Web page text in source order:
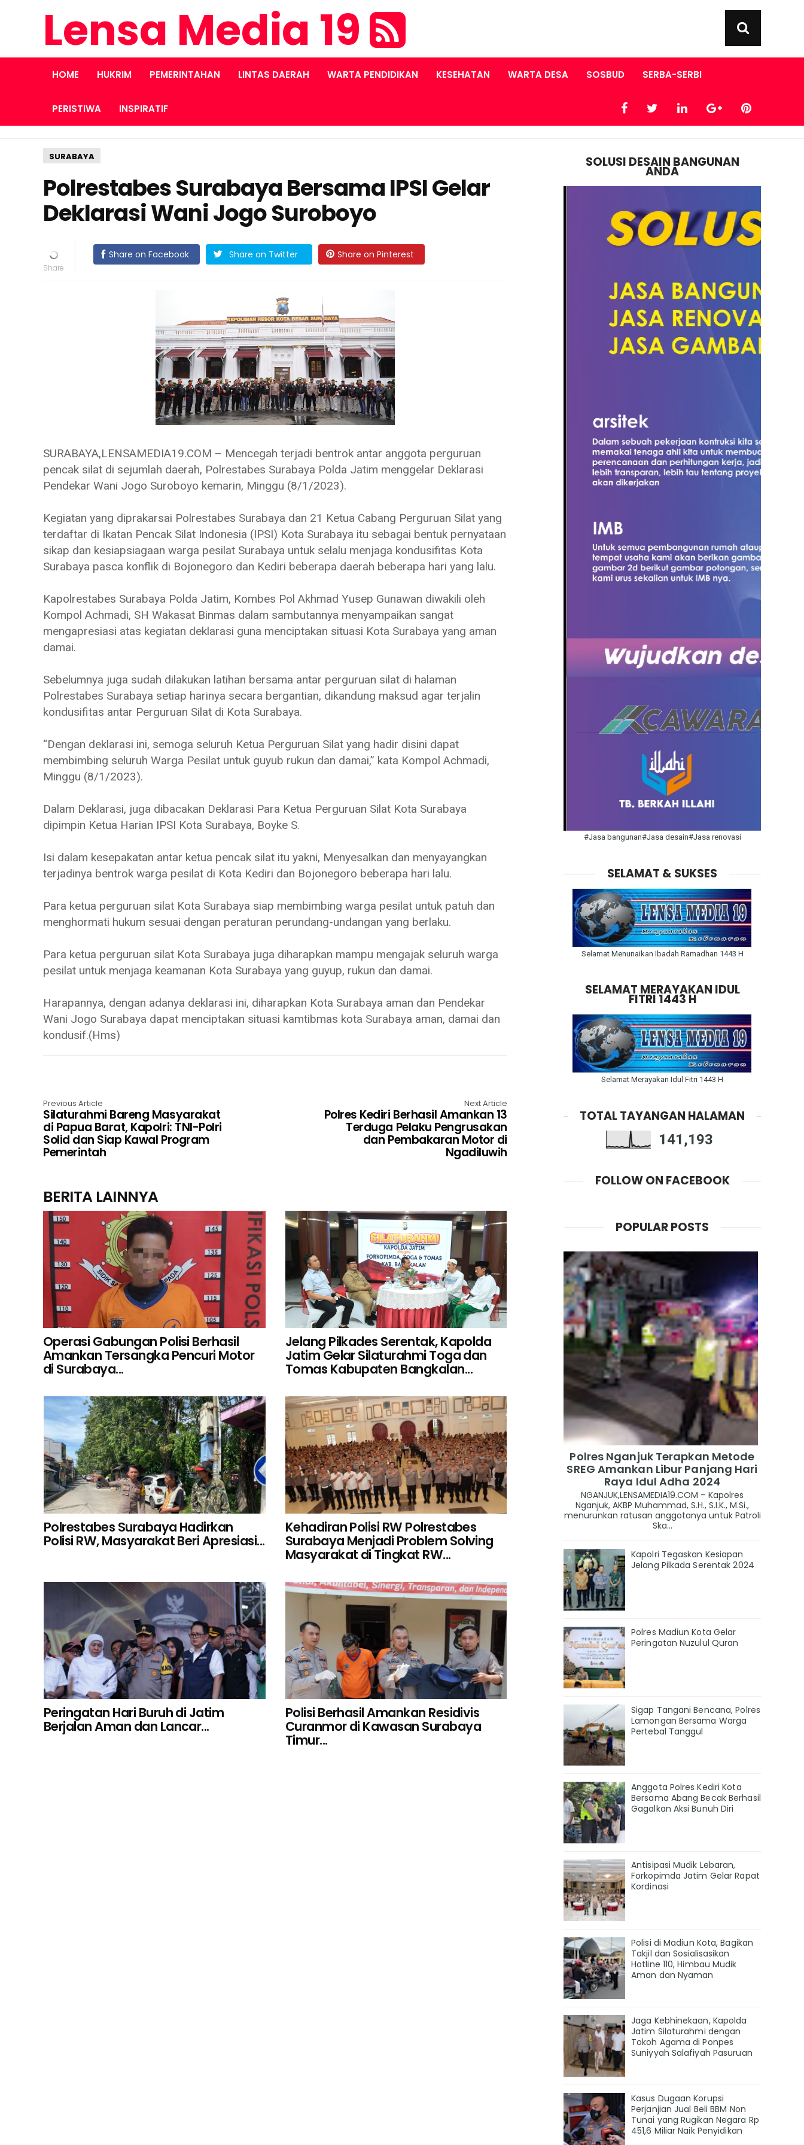
Lensa Media 19
HOME HUKRIM PEMERINTAHAN LINTAS DAERAH WARTA PENDIDIKAN KESEHATAN WARTA DESA SOSBUD SERBA-SERBI
PERISTIWA INSPIRATIF
SURABAYA
Polrestabes Surabaya Bersama IPSI Gelar
Deklarasi Wani Jogo Suroboyo
Share on Facebook Share on Twitter Share on Pinterest
SURABAYA,LENSAMEDIA19.COM – Mencegah terjadi bentrok antar anggota perguruan
pencak silat di sejumlah daerah, Polrestabes Surabaya Polda Jatim menggelar Deklarasi
Pendekar Wani Jogo Suroboyo kemarin, Minggu (8/1/2023).
Kegiatan yang diprakarsai Polrestabes Surabaya dan 21 Ketua Cabang Perguruan Silat yang
terdaftar di Ikatan Pencak Silat Indonesia (IPSI) Kota Surabaya itu sebagai bentuk pernyataan
sikap dan kesiapsiagaan warga pesilat Surabaya untuk selalu menjaga kondusifitas Kota
Surabaya pasca konflik di Bojonegoro dan Kediri beberapa daerah beberapa hari yang lalu.
Kapolrestabes Surabaya Polda Jatim, Kombes Pol Akhmad Yusep Gunawan diwakili oleh
Kompol Achmadi, SH Wakasat Binmas dalam sambutannya menyampaikan sangat
mengapresiasi atas kegiatan deklarasi guna menciptakan situasi Kota Surabaya yang aman
damai.
Sebelumnya juga sudah dilakukan latihan bersama antar perguruan silat di halaman
Polrestabes Surabaya setiap harinya secara bergantian, dikandung maksud agar terjalin
kondusifitas antar Perguruan Silat di Kota Surabaya.
“Dengan deklarasi ini, semoga seluruh Ketua Perguruan Silat yang hadir disini dapat
membimbing seluruh Warga Pesilat untuk guyub rukun dan damai,” kata Kompol Achmadi,
Minggu (8/1/2023).
Dalam Deklarasi, juga dibacakan Deklarasi Para Ketua Perguruan Silat Kota Surabaya
dipimpin Ketua Harian IPSI Kota Surabaya, Boyke S.
Isi dalam kesepakatan antar ketua pencak silat itu yakni, Menyesalkan dan menyayangkan
terjadinya bentrok warga pesilat di Kota Kediri dan Bojonegoro beberapa hari lalu.
Para ketua perguruan silat Kota Surabaya siap membimbing warga pesilat untuk patuh dan
menghormati hukum sesuai dengan peraturan perundang-undangan yang berlaku.
Para ketua perguruan silat Kota Surabaya juga diharapkan mampu mengajak seluruh warga
pesilat untuk menjaga keamanan Kota Surabaya yang guyup, rukun dan damai.
Harapannya, dengan adanya deklarasi ini, diharapkan Kota Surabaya aman dan Pendekar
Wani Jogo Surabaya dapat menciptakan situasi kamtibmas kota Surabaya aman, damai dan
kondusif.(Hms)
Previous Article
Silaturahmi Bareng Masyarakat
di Papua Barat, Kapolri: TNI-Polri
Solid dan Siap Kawal Program
Pemerintah
Next Article
Polres Kediri Berhasil Amankan 13
Terduga Pelaku Pengrusakan
dan Pembakaran Motor di
Ngadiluwih
BERITA LAINNYA
Operasi Gabungan Polisi Berhasil
Amankan Tersangka Pencuri Motor
di Surabaya...
Jelang Pilkades Serentak, Kapolda
Jatim Gelar Silaturahmi Toga dan
Tomas Kabupaten Bangkalan...
Polrestabes Surabaya Hadirkan
Polisi RW, Masyarakat Beri Apresiasi...
Kehadiran Polisi RW Polrestabes
Surabaya Menjadi Problem Solving
Masyarakat di Tingkat RW...
Peringatan Hari Buruh di Jatim
Berjalan Aman dan Lancar...
Polisi Berhasil Amankan Residivis
Curanmor di Kawasan Surabaya
Timur...
SOLUSI DESAIN BANGUNAN
ANDA
#Jasa bangunan#Jasa desain#Jasa renovasi
SELAMAT & SUKSES
Selamat Menunaikan Ibadah Ramadhan 1443 H
SELAMAT MERAYAKAN IDUL
FITRI 1443 H
Selamat Merayakan Idul Fitri 1443 H
TOTAL TAYANGAN HALAMAN
141,193
FOLLOW ON FACEBOOK
POPULAR POSTS
Polres Nganjuk Terapkan Metode
SREG Amankan Libur Panjang Hari
Raya Idul Adha 2024
NGANJUK,LENSAMEDIA19.COM – Kapolres
Nganjuk, AKBP Muhammad, S.H., S.I.K., M.Si.,
menurunkan ratusan anggotanya untuk Patroli
Ska...
Kapolri Tegaskan Kesiapan
Jelang Pilkada Serentak 2024
Polres Madiun Kota Gelar
Peringatan Nuzulul Quran
Sigap Tangani Bencana, Polres
Lamongan Bersama Warga
Pertebal Tanggul
Anggota Polres Kediri Kota
Bersama Abang Becak Berhasil
Gagalkan Aksi Bunuh Diri
Antisipasi Mudik Lebaran,
Forkopimda Jatim Gelar Rapat
Kordinasi
Polisi di Madiun Kota, Bagikan
Takjil dan Sosialisasikan
Hotline 110, Himbau Mudik
Aman dan Nyaman
Jaga Kebhinekaan, Kapolda
Jatim Silaturahmi dengan
Tokoh Agama di Ponpes
Suniyyah Salafiyah Pasuruan
Kasus Dugaan Korupsi
Perjanjian Jual Beli BBM Non
Tunai yang Rugikan Negara Rp
451,6 Miliar Naik Penyidikan